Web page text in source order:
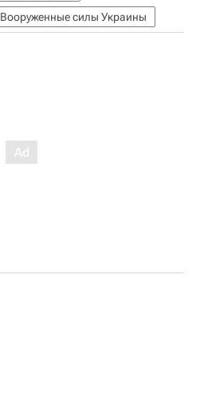
Вооруженные силы Украины